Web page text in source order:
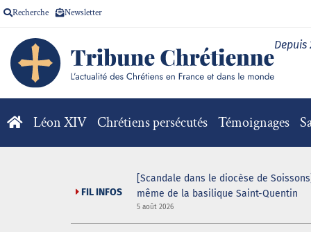
Recherche Newsletter
Depuis
Léon XIV Chrétiens persécutés Témoignages
FIL INFOS
[Scandale dans le diocèse de
même de la basilique Saint-Quentin
5 août 2026